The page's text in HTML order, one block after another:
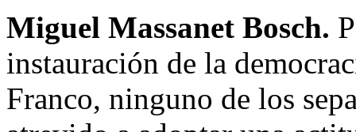
Miguel Massanet Bosch.
instauración de la
Franco, ninguno de los